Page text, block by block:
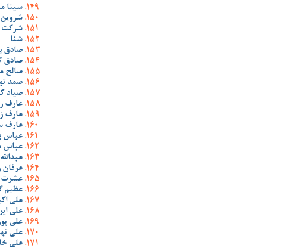
سینا
شنا
صادق
صادق
صالح
صمد
صیاد
عارف
عارف
عارف
عباس
عباس
عشرت
عظیم
علی
علی
علی
علی
علی